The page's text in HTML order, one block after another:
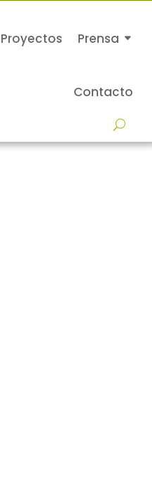
Proyectos Prensa
Contacto